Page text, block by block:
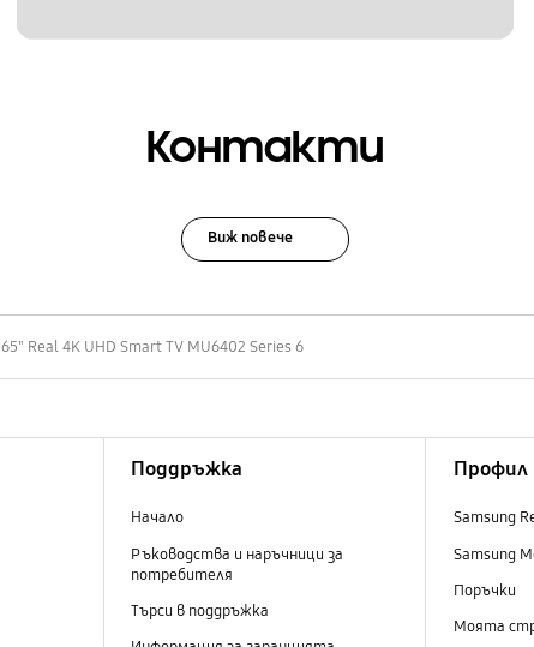
Контакти
Виж повече
65" Real 4K UHD Smart TV MU6402 Series 6
Поддръжка
Начало
Ръководства и наръчници за
потребителя
Търси в поддръжка
Профил
Samsung
Samsung
Поръчки
Моята